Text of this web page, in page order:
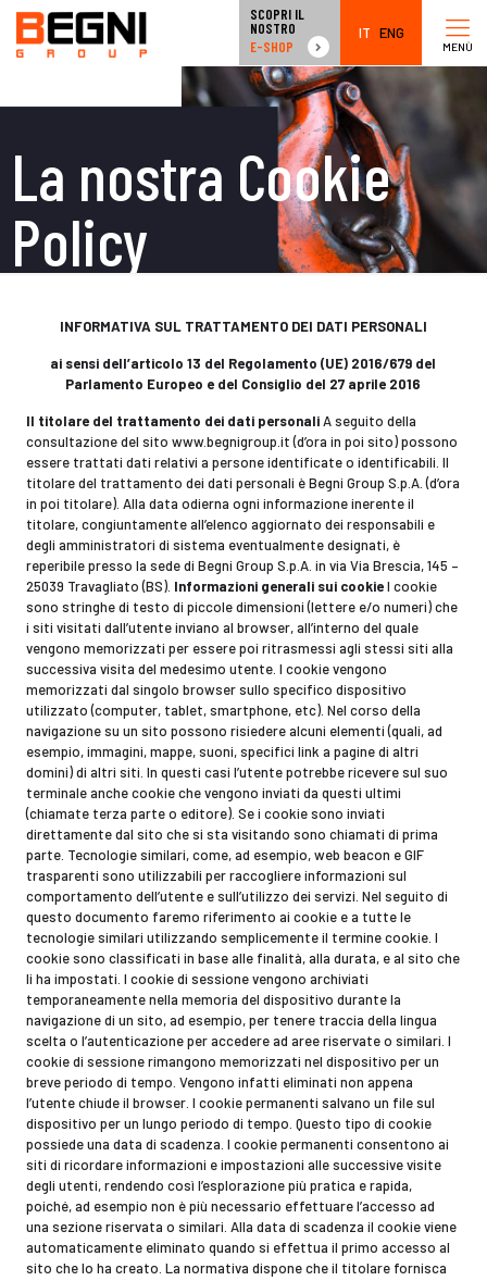
MENÙ
SCOPRI IL
NOSTRO
E-SHOP
IT ENG
La nostra Cookie
Policy
INFORMATIVA SUL TRATTAMENTO DEI DATI PERSONALI
ai sensi dell’articolo 13 del Regolamento (UE) 2016/679 del
Parlamento Europeo e del Consiglio del 27 aprile 2016
Il titolare del trattamento dei dati personaliA seguito della
consultazione del sito www.begnigroup.it (d’ora in poi sito) possono
essere trattati dati relativi a persone identificate o identificabili. Il
titolare del trattamento dei dati personali è Begni Group S.p.A. (d’ora
in poi titolare). Alla data odierna ogni informazione inerente il
titolare, congiuntamente all’elenco aggiornato dei responsabili e
degli amministratori di sistema eventualmente designati, è
reperibile presso la sede di Begni Group S.p.A. in via Via Brescia, 145 –
25039 Travagliato (BS). Informazioni generali sui cookieI cookie
sono stringhe di testo di piccole dimensioni (lettere e/o numeri) che
i siti visitati dall’utente inviano al browser, all’interno del quale
vengono memorizzati per essere poi ritrasmessi agli stessi siti alla
successiva visita del medesimo utente. I cookie vengono
memorizzati dal singolo browser sullo specifico dispositivo
utilizzato (computer, tablet, smartphone, etc). Nel corso della
navigazione su un sito possono risiedere alcuni elementi (quali, ad
esempio, immagini, mappe, suoni, specifici link a pagine di altri
domini) di altri siti. In questi casi l’utente potrebbe ricevere sul suo
terminale anche cookie che vengono inviati da questi ultimi
(chiamate terza parte o editore). Se i cookie sono inviati
direttamente dal sito che si sta visitando sono chiamati di prima
parte. Tecnologie similari, come, ad esempio, web beacon e GIF
trasparenti sono utilizzabili per raccogliere informazioni sul
comportamento dell’utente e sull’utilizzo dei servizi. Nel seguito di
questo documento faremo riferimento ai cookie e a tutte le
tecnologie similari utilizzando semplicemente il termine cookie. I
cookie sono classificati in base alle finalità, alla durata, e al sito che
li ha impostati. I cookie di sessione vengono archiviati
temporaneamente nella memoria del dispositivo durante la
navigazione di un sito, ad esempio, per tenere traccia della lingua
scelta o l’autenticazione per accedere ad aree riservate o similari. I
cookie di sessione rimangono memorizzati nel dispositivo per un
breve periodo di tempo. Vengono infatti eliminati non appena
l’utente chiude il browser. I cookie permanenti salvano un file sul
dispositivo per un lungo periodo di tempo. Questo tipo di cookie
possiede una data di scadenza. I cookie permanenti consentono ai
siti di ricordare informazioni e impostazioni alle successive visite
degli utenti, rendendo così l’esplorazione più pratica e rapida,
poiché, ad esempio non è più necessario effettuare l’accesso ad
una sezione riservata o similari. Alla data di scadenza il cookie viene
automaticamente eliminato quando si effettua il primo accesso al
sito che lo ha creato. La normativa dispone che il titolare fornisca